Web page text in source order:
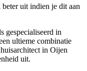
beter uit indien je dit aan
gespecialiseerd in
ultieme combinatie
in Oijen
uit.